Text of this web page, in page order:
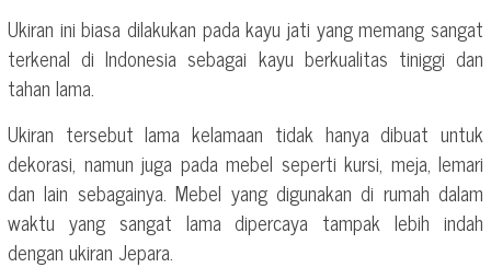
Ukiran ini biasa dilakukan pada kayu jati yang memang sangat
terkenal di Indonesia sebagai kayu berkualitas tiniggi dan
tahan lama.
Ukiran tersebut lama kelamaan tidak hanya dibuat untuk
dekorasi, namun juga pada mebel seperti kursi, meja, lemari
dan lain sebagainya. Mebel yang digunakan di rumah dalam
waktu yang sangat lama dipercaya tampak lebih indah
dengan ukiran Jepara.